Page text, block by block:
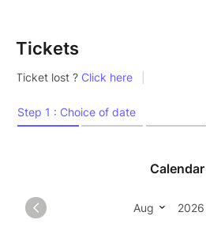
Echanges avec les
quotidien en alpage et la
des chèvres, que vous
Une expérience
Dégustation de fromages
directement sur place
Tickets